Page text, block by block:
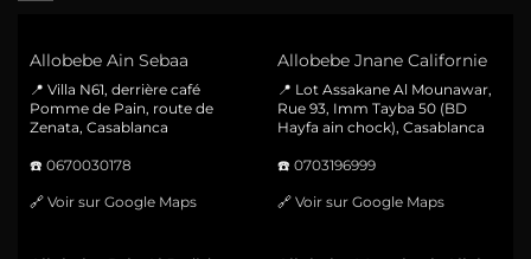
Allobebe Ain Sebaa
📍 Villa N61, derrière café
Pomme de Pain, route de
Zenata, Casablanca
☎️ 0670030178
🔗 Voir sur Google Maps
Allobebe Jnane Californie
📍 Lot Assakane Al Mounawar,
Rue 93, Imm Tayba 50 (BD
Hayfa ain chock), Casablanca
☎️ 0703196999
🔗 Voir sur Google Maps